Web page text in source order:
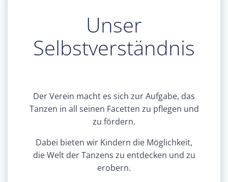
Unser
Selbstverständnis
Der Verein macht es sich zur Aufgabe, das
Tanzen in all seinen Facetten zu pflegen und
zu fördern.
Dabei bieten wir Kindern die Möglichkeit,
die Welt der Tanzens zu entdecken und zu
erobern.